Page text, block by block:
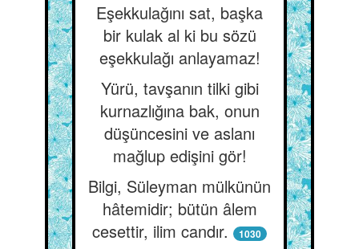
Eşekkulağını sat, başka
bir kulak al ki bu sözü
eşekkulağı anlayamaz!
Yürü, tavşanın tilki gibi
kurnazlığına bak, onun
düşüncesini ve aslanı
mağlup edişini gör!
Bilgi, Süleyman mülkünün
hâtemidir; bütün âlem
cesettir, ilim candır.
1030